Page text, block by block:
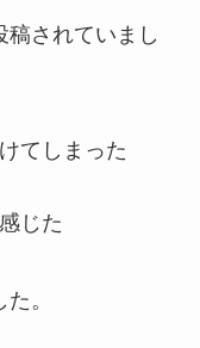
稿されていまし
てしまった
じた
。